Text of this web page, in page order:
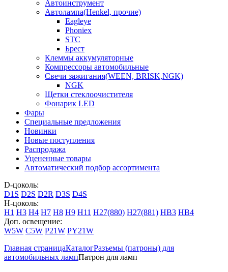
Автоинструмент
Автолампа(Henkel, прочие)
Eagleye
Phoniex
STC
Брест
Клеммы аккумуляторные
Компрессоры автомобильные
Свечи зажигания(WEEN, BRISK,NGK)
NGK
Щетки стеклоочистителя
Фонарик LED
Фары
Специальные предложения
Новинки
Новые поступления
Распродажа
Уцененные товары
Автоматический подбор ассортимента
D-цоколь:
D1S D2S D2R D3S D4S
H-цоколь:
H1 H3 H4 H7 H8 H9 H11 H27(880) H27(881) HB3 HB4
Доп. освещение:
W5W C5W P21W PY21W
Главная страницаКаталогРазъемы (патроны) для
автомобильных лампПатрон для ламп